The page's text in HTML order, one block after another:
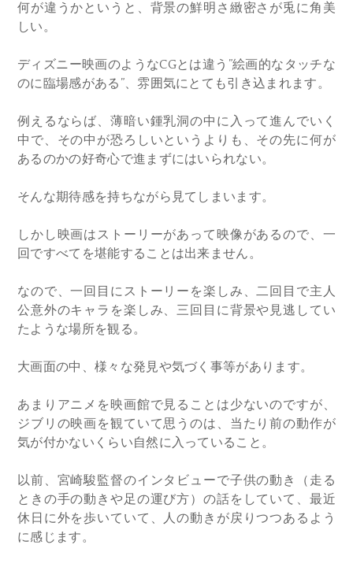
何が違うかというと、背景の鮮明さ緻密さが兎に角美
しい。
ディズニー映画のようなCGとは違う”絵画的なタッチな
のに臨場感がある”、雰囲気にとても引き込まれます。
例えるならば、薄暗い鍾乳洞の中に入って進んでいく
中で、その中が恐ろしいというよりも、その先に何が
あるのかの好奇心で進まずにはいられない。
そんな期待感を持ちながら見てしまいます。
しかし映画はストーリーがあって映像があるので、一
回ですべてを堪能することは出来ません。
なので、一回目にストーリーを楽しみ、二回目で主人
公意外のキャラを楽しみ、三回目に背景や見逃してい
たような場所を観る。
大画面の中、様々な発見や気づく事等があります。
あまりアニメを映画館で見ることは少ないのですが、
ジブリの映画を観ていて思うのは、当たり前の動作が
気が付かないくらい自然に入っていること。
以前、宮崎駿監督のインタビューで子供の動き（走る
ときの手の動きや足の運び方）の話をしていて、最近
休日に外を歩いていて、人の動きが戻りつつあるよう
に感じます。